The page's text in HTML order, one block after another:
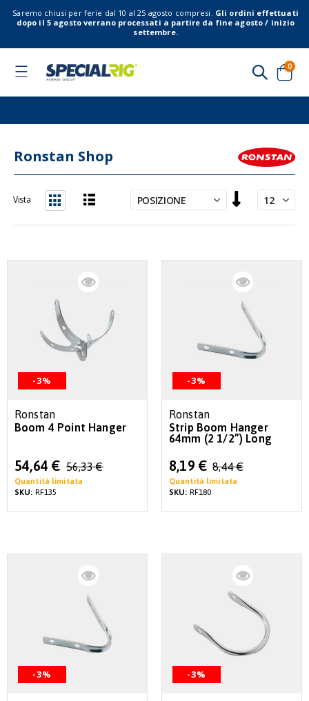
Saremo chiusi per ferie dal 10 al 25 agosto compresi. Gli ordini effettuati
dopo il 5 agosto verrano processati a partire da fine agosto / inizio
settembre.
Toggle
Cart
0
Ronstan Shop
la
direzione
Vista
-3%
Ronstan
Boom 4 Point Hanger
Special
Price
54,64 € 56,33 €
Quantità limitata
SKU: RF135
-3%
Ronstan
Strip Boom Hanger
64mm (2 1/2”) Long
Special
Price
8,19 € 8,44 €
Quantità limitata
SKU: RF180
-3% -3%